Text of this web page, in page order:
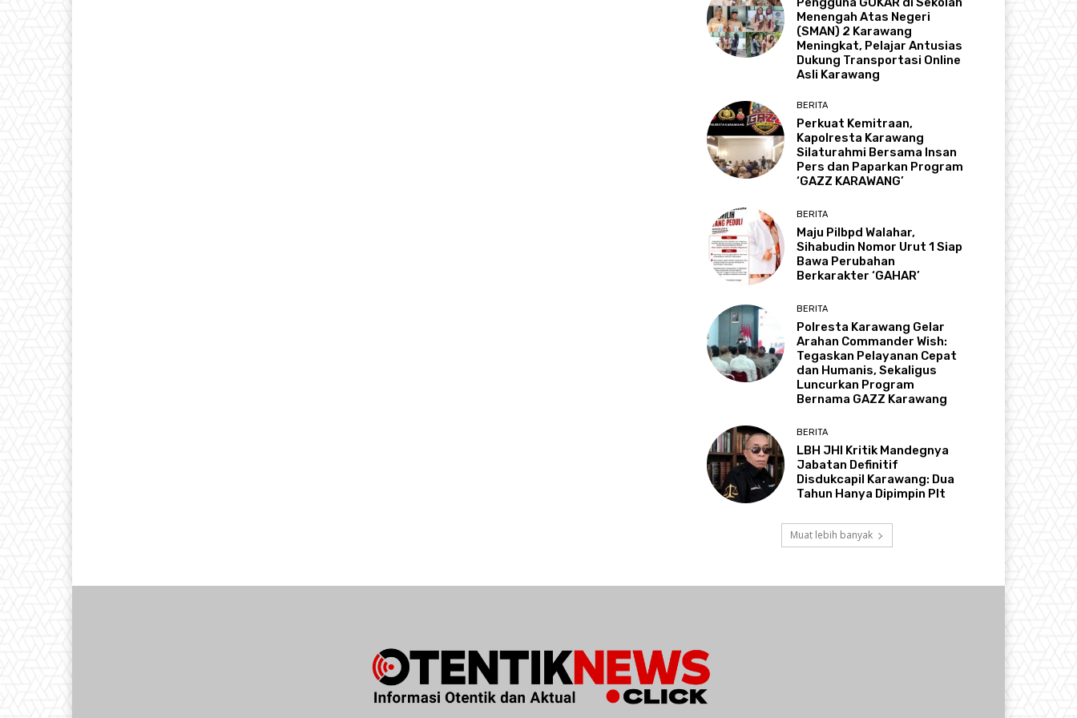
Menengah Atas Negeri
(SMAN) 2 Karawang
Meningkat, Pelajar Antusias
Dukung Transportasi Online
Asli Karawang
BERITA
Perkuat Kemitraan,
Kapolresta Karawang
Silaturahmi Bersama Insan
Pers dan Paparkan Program
‘GAZZ KARAWANG’
BERITA
Maju Pilbpd Walahar,
Sihabudin Nomor Urut 1 Siap
Bawa Perubahan
Berkarakter ‘GAHAR’
BERITA
Polresta Karawang Gelar
Arahan Commander Wish:
Tegaskan Pelayanan Cepat
dan Humanis, Sekaligus
Luncurkan Program
Bernama GAZZ Karawang
BERITA
LBH JHI Kritik Mandegnya
Jabatan Definitif
Disdukcapil Karawang: Dua
Tahun Hanya Dipimpin Plt
Muat lebih banyak